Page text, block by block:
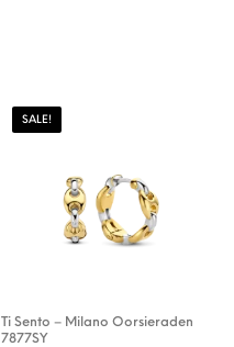
SALE!
Ti Sento – Milano Oorsieraden
7877SY